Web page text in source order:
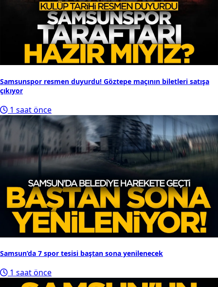
Samsunspor resmen duyurdu! Göztepe maçının biletleri satışa
çıkıyor
1 saat önce
Samsun’da 7 spor tesisi baştan sona yenilenecek
1 saat önce